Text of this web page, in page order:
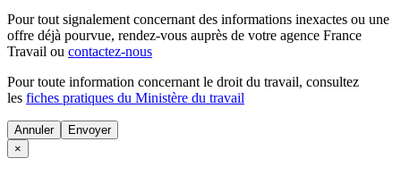
Pour tout signalement concernant des informations inexactes ou une
offre déjà pourvue, rendez-vous auprès de votre agence France
Travail ou contactez-nous
Pour toute information concernant le droit du travail, consultez
les fiches pratiques du Ministère du travail
Annuler
×